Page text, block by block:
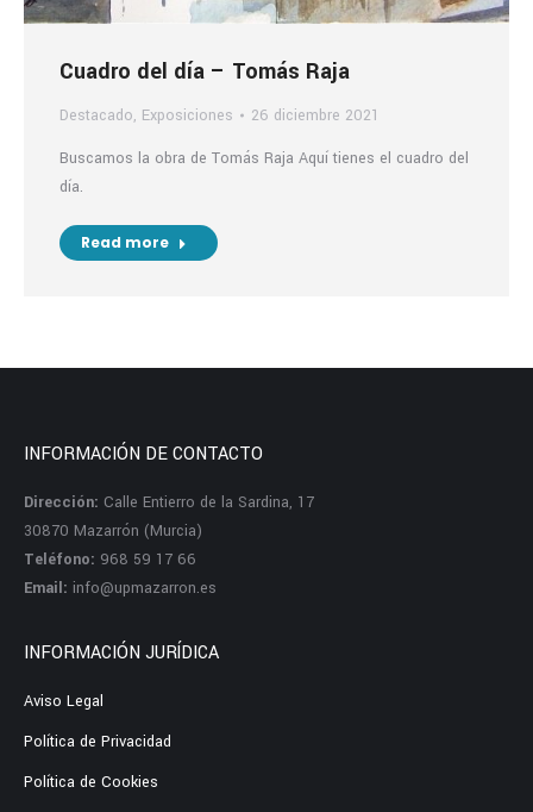
Cuadro del día – Tomás Raja
Destacado, Exposiciones
26 diciembre 2021
Buscamos la obra de Tomás Raja Aquí tienes el cuadro del
día.
Read more
INFORMACIÓN DE CONTACTO
Dirección: Calle Entierro de la Sardina, 17
30870 Mazarrón (Murcia)
Teléfono: 968 59 17 66
Email: info@upmazarron.es
INFORMACIÓN JURÍDICA
Aviso Legal
Política de Privacidad
Política de Cookies